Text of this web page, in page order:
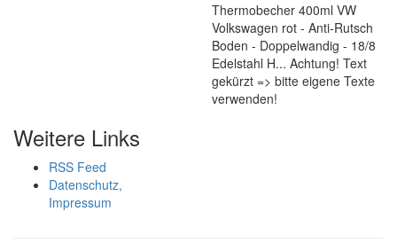
Thermobecher 400ml VW
Volkswagen rot - Anti-Rutsch
Boden - Doppelwandig - 18/8
Edelstahl H... Achtung! Text
gekürzt => bitte eigene Texte
verwenden!
Weitere Links
RSS Feed
Datenschutz,
Impressum